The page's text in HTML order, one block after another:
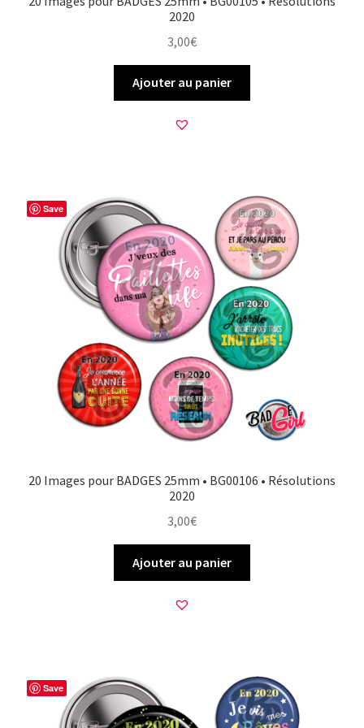
2020
3,00€
Ajouter au panier
Save
20 Images pour BADGES 25mm • BG00106 • Résolutions
2020
3,00€
Ajouter au panier
Save